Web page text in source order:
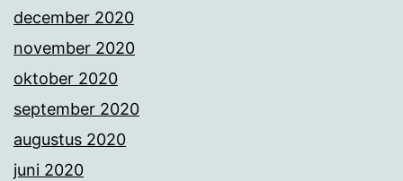
december 2020
november 2020
oktober 2020
september 2020
augustus 2020
juni 2020